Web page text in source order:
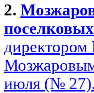
2.
июля (№